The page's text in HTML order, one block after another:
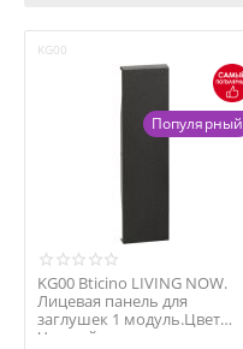
KG00
Популярный
KG00 Bticino LIVING NOW.
Лицевая панель для
заглушек 1 модуль.Цвет
Черный.